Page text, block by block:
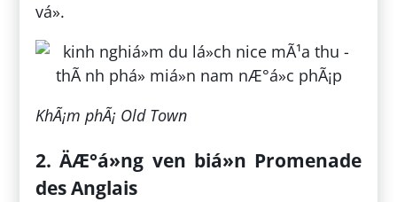
vá».
KhÃ¡m phÃ¡ Old Town
2. ÄÆ°á»ng ven biá»n Promenade
des Anglais